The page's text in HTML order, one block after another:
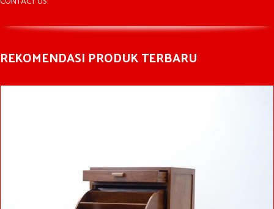
REKOMENDASI PRODUK TERBARU